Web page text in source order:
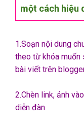
một cách hiệu
1.Soạn nội dung
theo từ khóa
bài viết trên
2.Chèn link, ảnh
diễn đàn